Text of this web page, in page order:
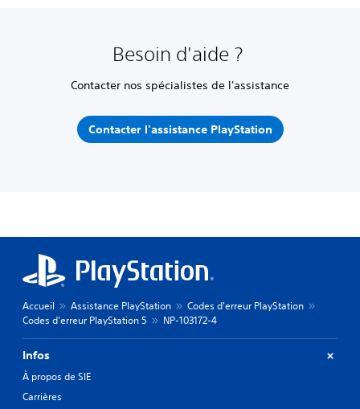
Besoin d'aide ?
Contacter nos spécialistes de l'assistance
Contacter l'assistance PlayStation
Accueil Assistance PlayStation
Codes d'erreur PlayStation
Codes d'erreur PlayStation 5
NP-103172-4
Infos
À propos de SIE
Carrières